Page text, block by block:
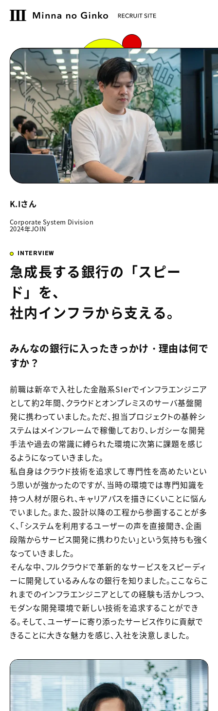
K.Iさん
Corporate System Division
2024年JOIN
INTERVIEW
急成長する銀行の「スピー
ド」を、
社内インフラから支える。
みんなの銀行に入ったきっかけ・理由は何で
すか？
前職は新卒で入社した金融系SIerでインフラエンジニア
として約2年間、クラウドとオンプレミスのサーバ基盤開
発に携わっていました。ただ、担当プロジェクトの基幹シ
ステムはメインフレームで稼働しており、レガシーな開発
手法や過去の常識に縛られた環境に次第に課題を感じ
るようになっていきました。
私自身はクラウド技術を追求して専門性を高めたいとい
う思いが強かったのですが、当時の環境では専門知識を
持つ人材が限られ、キャリアパスを描きにくいことに悩ん
でいました。また、設計以降の工程から参画することが多
く、「システムを利用するユーザーの声を直接聞き、企画
段階からサービス開発に携わりたい」という気持ちも強く
なっていきました。
そんな中、フルクラウドで革新的なサービスをスピーディ
ーに開発しているみんなの銀行を知りました。ここならこ
れまでのインフラエンジニアとしての経験も活かしつつ、
モダンな開発環境で新しい技術を追求することができ
る。そして、ユーザーに寄り添ったサービス作りに貢献で
きることに大きな魅力を感じ、入社を決意しました。